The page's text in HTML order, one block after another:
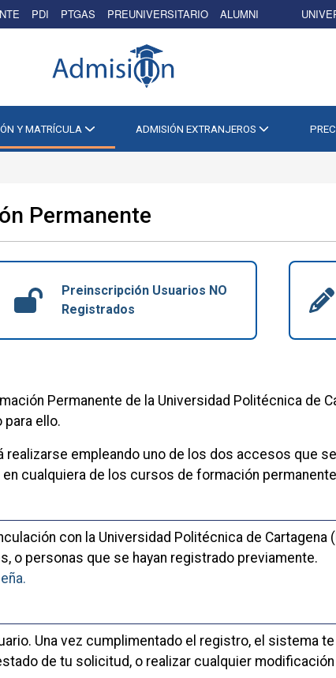
PDI PTGAS PREUNIVERSITARIO ALUMNI
Y MATRÍCULA ADMISIÓN EXTRANJEROS
Permanente
Preinscripción Usuarios NO
Registrados
Permanente de la Universidad Politécnica de
ello.
empleando uno de los dos accesos que
cualquiera de los cursos de formación
con la Universidad Politécnica de Cartagena
o personas que se hayan registrado previamente.
Una vez cumplimentado el registro, el sistema
de tu solicitud, o realizar cualquier